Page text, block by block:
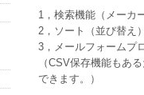
1，検索機能（メーカ
2，ソート（並び替え
3，メールフォームプ
（CSV保存機能もあ
できます。）